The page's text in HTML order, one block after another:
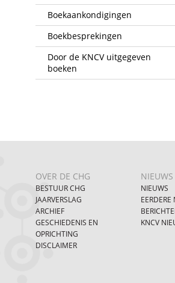
Boekaankondigingen
Boekbesprekingen
Door de KNCV uitgegeven
boeken
OVER DE CHG
BESTUUR CHG
JAARVERSLAG
ARCHIEF
GESCHIEDENIS EN
OPRICHTING
DISCLAIMER
NIEUWS
NIEUWS
KNCV